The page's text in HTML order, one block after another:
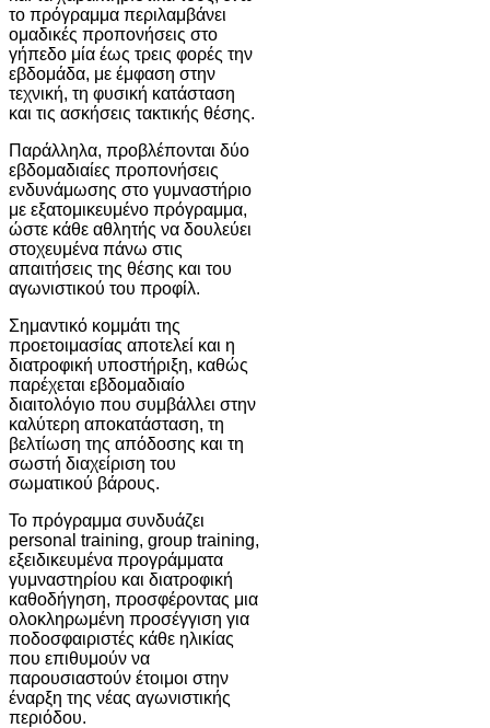
το πρόγραμμα περιλαμβάνει
ομαδικές προπονήσεις στο
γήπεδο μία έως τρεις φορές την
εβδομάδα, με έμφαση στην
τεχνική, τη φυσική κατάσταση
και τις ασκήσεις τακτικής θέσης.
Παράλληλα, προβλέπονται δύο
εβδομαδιαίες προπονήσεις
ενδυνάμωσης στο γυμναστήριο
με εξατομικευμένο πρόγραμμα,
ώστε κάθε αθλητής να δουλεύει
στοχευμένα πάνω στις
απαιτήσεις της θέσης και του
αγωνιστικού του προφίλ.
Σημαντικό κομμάτι της
προετοιμασίας αποτελεί και η
διατροφική υποστήριξη, καθώς
παρέχεται εβδομαδιαίο
διαιτολόγιο που συμβάλλει στην
καλύτερη αποκατάσταση, τη
βελτίωση της απόδοσης και τη
σωστή διαχείριση του
σωματικού βάρους.
Το πρόγραμμα συνδυάζει
personal training, group training,
εξειδικευμένα προγράμματα
γυμναστηρίου και διατροφική
καθοδήγηση, προσφέροντας μια
ολοκληρωμένη προσέγγιση για
ποδοσφαιριστές κάθε ηλικίας
που επιθυμούν να
παρουσιαστούν έτοιμοι στην
έναρξη της νέας αγωνιστικής
περιόδου.